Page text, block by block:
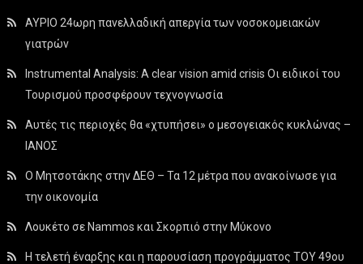
ΑΥΡΙΟ 24ωρη πανελλαδική απεργία των νοσοκομειακών
γιατρών
Instrumental Analysis: A clear vision amid crisis Οι ειδικοί του
Τουρισμού προσφέρουν τεχνογνωσία
Αυτές τις περιοχές θα «χτυπήσει» ο μεσογειακός κυκλώνας –
ΙΑΝΟΣ
Ο Μητσοτάκης στην ΔΕΘ – Τα 12 μέτρα που ανακοίνωσε για
την οικονομία
Λουκέτο σε Nammos και Σκορπιό στην Μύκονο
Η τελετή έναρξης και η παρουσίαση προγράμματος ΤΟΥ 49ου